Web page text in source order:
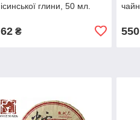
ісинської глини, 50 мл.
62₴ 550